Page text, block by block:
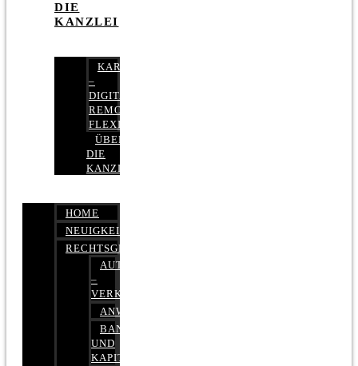
DIE
KANZLEI
KARRIERE
–
DIGITAL,
REMOTE,
FLEXIBEL
ÜBER
DIE
KANZLEI
HOME
NEUIGKEITEN
RECHTSGEBIETE
AUTOBETRUG
–
VERKEHRSRECHT
ANWALTSHAFTUNGSRECHT
BANK-
UND
KAPITALMARKTRECHT